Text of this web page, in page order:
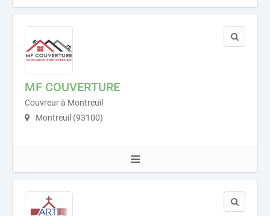
MF COUVERTURE
Couvreur à Montreuil
Montreuil (93100)